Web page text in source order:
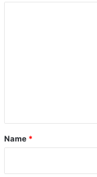
*
Name *